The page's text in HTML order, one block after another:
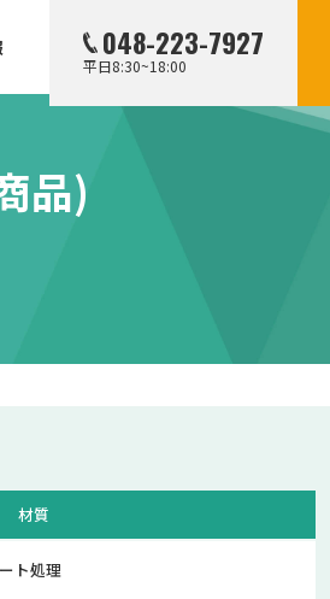
048-223-7927
平日8:30~18:00
品)
材質
ト処理